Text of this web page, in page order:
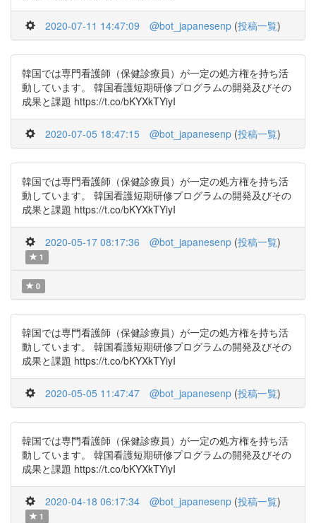
2020-07-11 14:47:09 @bot_japanesenp (投稿一覧)
韓国では専門看護師（保健診療員）が一定の処方権を持ち活
動しています。 韓国看護短期研修プログラムの開発及びその
成果と課題 https://t.co/bKYXkTYiyI
2020-07-05 18:47:15 @bot_japanesenp (投稿一覧)
韓国では専門看護師（保健診療員）が一定の処方権を持ち活
動しています。 韓国看護短期研修プログラムの開発及びその
成果と課題 https://t.co/bKYXkTYiyI
2020-05-17 08:17:36 @bot_japanesenp (投稿一覧)
1
0
韓国では専門看護師（保健診療員）が一定の処方権を持ち活
動しています。 韓国看護短期研修プログラムの開発及びその
成果と課題 https://t.co/bKYXkTYiyI
2020-05-05 11:47:47 @bot_japanesenp (投稿一覧)
韓国では専門看護師（保健診療員）が一定の処方権を持ち活
動しています。 韓国看護短期研修プログラムの開発及びその
成果と課題 https://t.co/bKYXkTYiyI
2020-04-18 06:17:34 @bot_japanesenp (投稿一覧)
1